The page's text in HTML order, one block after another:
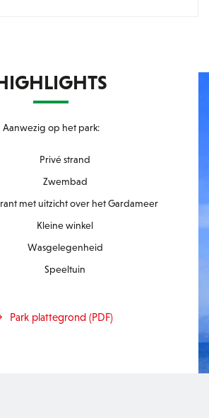
Aanwezig op het park:
Privé strand
Zwembad
met uitzicht over het Gardameer
Kleine winkel
Wasgelegenheid
Speeltuin
Park plattegrond (PDF)